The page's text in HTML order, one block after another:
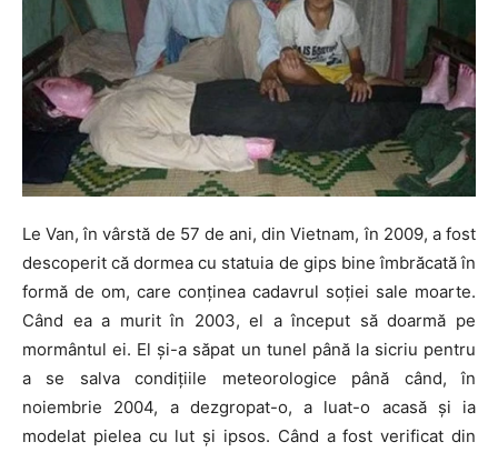
Le Van, în vârstă de 57 de ani, din Vietnam, în 2009, a fost
descoperit că dormea ​​​​cu statuia de gips bine îmbrăcată în
formă de om, care conținea cadavrul soției sale moarte.
Când ea a murit în 2003, el a început să doarmă pe
mormântul ei. El și-a săpat un tunel până la sicriu pentru
a se salva condițiile meteorologice până când, în
noiembrie 2004, a dezgropat-o, a luat-o acasă și ia
modelat pielea cu lut și ipsos. Când a fost verificat din